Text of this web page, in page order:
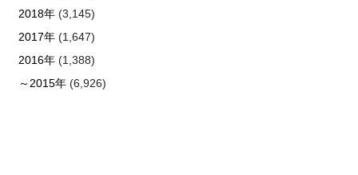
2018年(3,145)
2017年(1,647)
2016年(1,388)
～2015年(6,926)